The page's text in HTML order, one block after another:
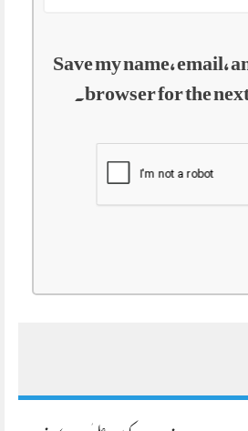
Save my name, email,
browser for the